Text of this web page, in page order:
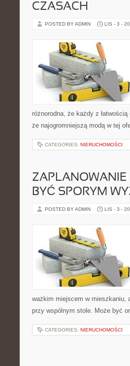
CZASACH
POSTED BY ADMIN LIS - 3 -
różnorodna, że każdy z
że najogromniejszą modą w tej
CATEGORIES: NIERUCHOMOŚCI
ZAPLANOWANIE
BYĆ SPORYM
POSTED BY ADMIN LIS - 3 -
ważkim miejscem w mieszkaniu,
przy wspólnym stole. Może być
CATEGORIES: NIERUCHOMOŚCI